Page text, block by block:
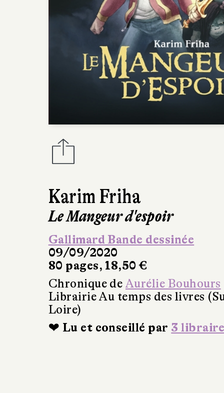
Karim Friha
Le Mangeur d'espoir
Gallimard Bande dessinée
09/09/2020
80 pages, 18,50 €
Chronique de Aurélie Bouhours
Librairie Au temps des livres
Loire)
❤ Lu et conseillé par 3